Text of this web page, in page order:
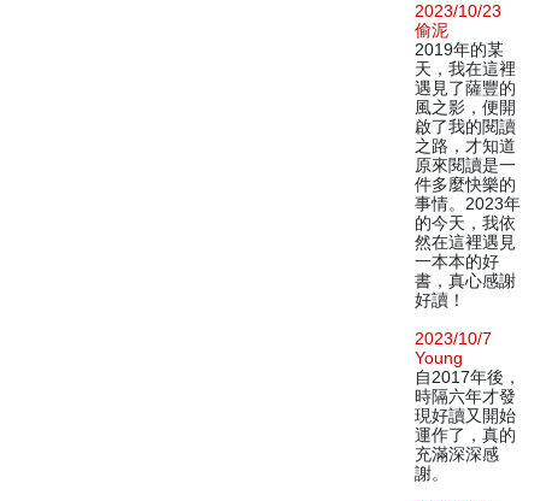
2023/10/23
偷泥
2019年的某
天，我在這裡
遇見了薩豐的
風之影，便開
啟了我的閱讀
之路，才知道
原來閱讀是一
件多麼快樂的
事情。2023年
的今天，我依
然在這裡遇見
一本本的好
書，真心感謝
好讀！
2023/10/7
Young
自2017年後，
時隔六年才發
現好讀又開始
運作了，真的
充滿深深感
謝。